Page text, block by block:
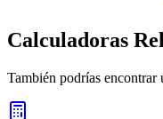
Calculadoras
También podrías encontrar